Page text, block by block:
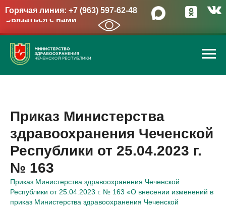
Горячая линия: +7 (963) 597-62-48
Связаться с нами
→
Приказ Министерства
здравоохранения Чеченской
Республики от 25.04.2023 г.
№ 163
Приказ Министерства здравоохранения Чеченской
Республики от 25.04.2023 г. № 163 «О внесении изменений в
приказ Министерства здравоохранения Чеченской